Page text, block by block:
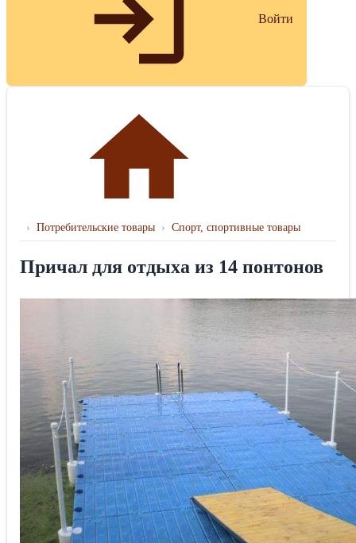
Войти
› Потребительские товары › Спорт, спортивные товары
Причал для отдыха из 14 понтонов